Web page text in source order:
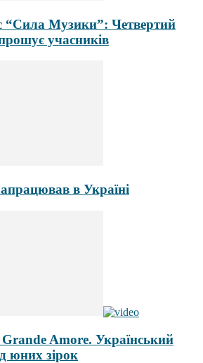
“Сила Музики”: Четвертий
учасників
в Україні
Amore. Український
юних зірок